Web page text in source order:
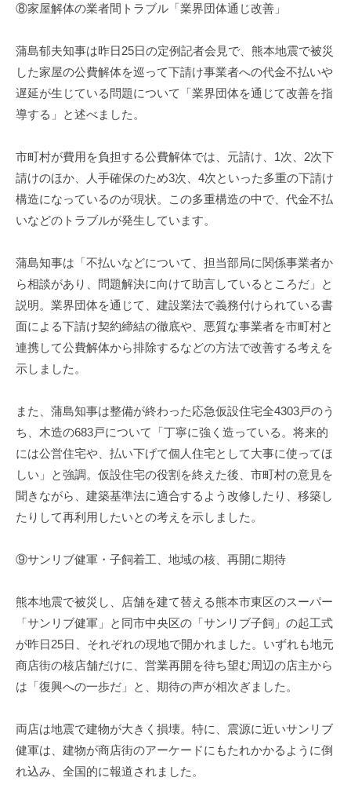
⑧家屋解体の業者間トラブル「業界団体通じ改善」
蒲島郁夫知事は昨日25日の定例記者会見で、熊本地震で被災
した家屋の公費解体を巡って下請け事業者への代金不払いや
遅延が生じている問題について「業界団体を通じて改善を指
導する」と述べました。
市町村が費用を負担する公費解体では、元請け、1次、2次下
請けのほか、人手確保のため3次、4次といった多重の下請け
構造になっているのが現状。この多重構造の中で、代金不払
いなどのトラブルが発生しています。
蒲島知事は「不払いなどについて、担当部局に関係事業者か
ら相談があり、問題解決に向けて助言しているところだ」と
説明。業界団体を通じて、建設業法で義務付けられている書
面による下請け契約締結の徹底や、悪質な事業者を市町村と
連携して公費解体から排除するなどの方法で改善する考えを
示しました。
また、蒲島知事は整備が終わった応急仮設住宅全4303戸のう
ち、木造の683戸について「丁寧に強く造っている。将来的
には公営住宅や、払い下げて個人住宅として大事に使ってほ
しい」と強調。仮設住宅の役割を終えた後、市町村の意見を
聞きながら、建築基準法に適合するよう改修したり、移築し
たりして再利用したいとの考えを示しました。
⑨サンリブ健軍・子飼着工、地域の核、再開に期待
熊本地震で被災し、店舗を建て替える熊本市東区のスーパー
「サンリブ健軍」と同市中央区の「サンリブ子飼」の起工式
が昨日25日、それぞれの現地で開かれました。いずれも地元
商店街の核店舗だけに、営業再開を待ち望む周辺の店主から
は「復興への一歩だ」と、期待の声が相次ぎました。
両店は地震で建物が大きく損壊。特に、震源に近いサンリブ
健軍は、建物が商店街のアーケードにもたれかかるように倒
れ込み、全国的に報道されました。